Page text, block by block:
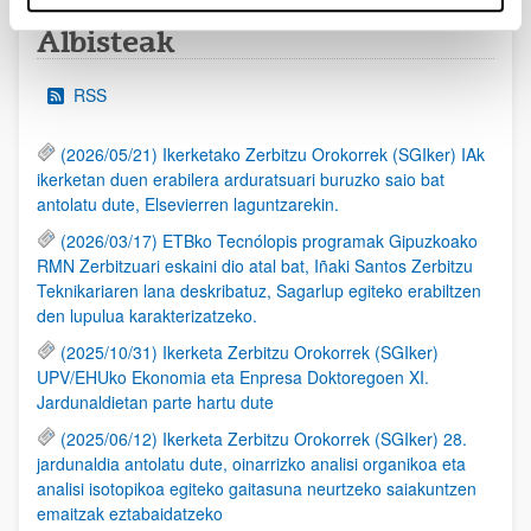
Albisteak
RSS
(2026/05/21) Ikerketako Zerbitzu Orokorrek (SGIker) IAk
ikerketan duen erabilera arduratsuari buruzko saio bat
antolatu dute, Elsevierren laguntzarekin.
(2026/03/17) ETBko Tecnólopis programak Gipuzkoako
RMN Zerbitzuari eskaini dio atal bat, Iñaki Santos Zerbitzu
Teknikariaren lana deskribatuz, Sagarlup egiteko erabiltzen
den lupulua karakterizatzeko.
(2025/10/31) Ikerketa Zerbitzu Orokorrek (SGIker)
UPV/EHUko Ekonomia eta Enpresa Doktoregoen XI.
Jardunaldietan parte hartu dute
(2025/06/12) Ikerketa Zerbitzu Orokorrek (SGIker) 28.
jardunaldia antolatu dute, oinarrizko analisi organikoa eta
analisi isotopikoa egiteko gaitasuna neurtzeko saiakuntzen
emaitzak eztabaidatzeko